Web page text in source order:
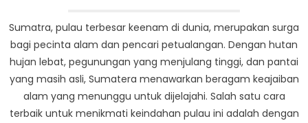
Barat
Sumatra, pulau terbesar keenam di dunia, merupakan surga
bagi pecinta alam dan pencari petualangan. Dengan hutan
hujan lebat, pegunungan yang menjulang tinggi, dan pantai
yang masih asli, Sumatera menawarkan beragam keajaiban
alam yang menunggu untuk dijelajahi. Salah satu cara
terbaik untuk menikmati keindahan pulau ini adalah dengan